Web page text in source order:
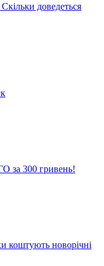
доведеться
за 300 гривень!
коштують новорічні